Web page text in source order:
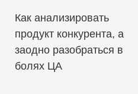
Как анализировать
продукт конкурента, а
заодно разобраться в
болях ЦА